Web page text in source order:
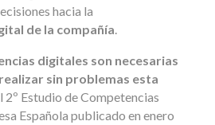
hacia la
de la compañía.
digitales son necesarias
sin problemas esta
2º Estudio de Competencias
Española publicado en enero